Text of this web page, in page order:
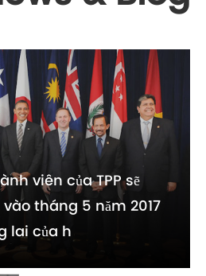
viên của TPP sẽ
tháng 5 năm 2017
lai của h